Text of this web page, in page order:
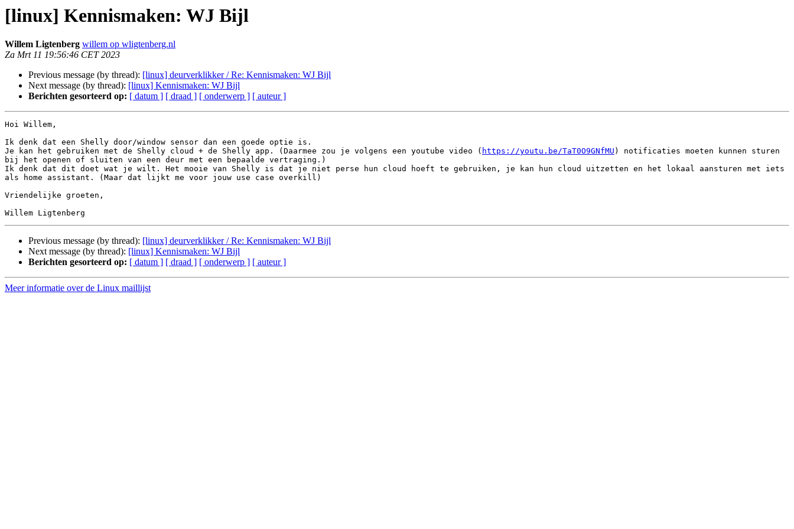
[linux] Kennismaken: WJ Bijl
Willem Ligtenberg willem op wligtenberg.nl
Za Mrt 11 19:56:46 CET 2023
Previous message (by thread): [linux] deurverklikker / Re: Kennismaken: WJ Bijl
Next message (by thread): [linux] Kennismaken: WJ Bijl
Berichten gesorteerd op: [ datum ] [ draad ] [ onderwerp ] [ auteur ]
Hoi Willem,
Ik denk dat een Shelly door/window sensor dan een goede optie is.
Je kan het gebruiken met de Shelly cloud + de Shelly app. (Daarmee zou je volgens een youtube video ( https://youtu.be/TaT0O9GNfMU ) notificaties moeten kunnen sturen
bij het openen of sluiten van een deur met een bepaalde vertraging.)
Ik denk dat dit doet wat je wilt. Het mooie van Shelly is dat je niet perse hun cloud hoeft te gebruiken, je kan hun cloud uitzetten en het lokaal aansturen met iets
als home assistant. (Maar dat lijkt me voor jouw use case overkill)
Vriendelijke groeten,
Previous message (by thread): [linux] deurverklikker / Re: Kennismaken: WJ Bijl
Next message (by thread): [linux] Kennismaken: WJ Bijl
Berichten gesorteerd op: [ datum ] [ draad ] [ onderwerp ] [ auteur ]
Meer informatie over de Linux maillijst